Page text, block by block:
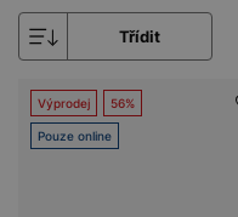
Třídit
Výprodej 56%
Pouze online